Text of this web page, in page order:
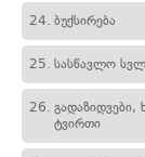
24. ბუქსირება
25. სასწავლო
26. გადაზიდვები,
ტვირთი